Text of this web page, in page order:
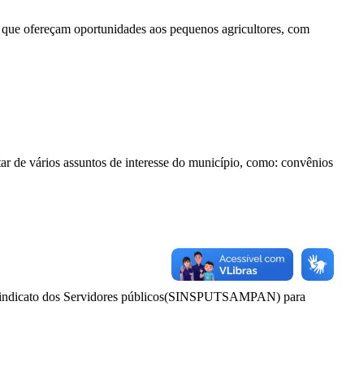
ofereçam oportunidades aos pequenos agricultores, com
de vários assuntos de interesse do município, como: convênios
dos Servidores públicos(SINSPUTSAMPAN) para